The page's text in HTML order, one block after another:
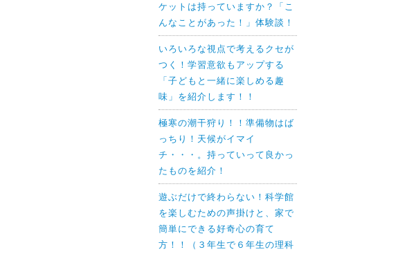
ケットは持っていますか？「こ
んなことがあった！」体験談！
いろいろな視点で考えるクセが
つく！学習意欲もアップする
「子どもと一緒に楽しめる趣
味」を紹介します！！
極寒の潮干狩り！！準備物はば
っちり！天候がイマイ
チ・・・。持っていって良かっ
たものを紹介！
遊ぶだけで終わらない！科学館
を楽しむための声掛けと、家で
簡単にできる好奇心の育て
方！！（３年生で６年生の理科